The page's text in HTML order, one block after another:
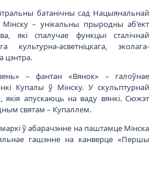
батанічны сад Нацыянальнай
Мінску – унікальны прыродны аб'ект
які спалучае функцыі сталічнай
культурна-асветніцкага, эколага-
цэнтра.
– фантан «Вянок» – галоўнае
Купалы ў Мінску. У скульптурнай
якія апускаюць на ваду вянкі. Сюжэт
святам – Купаллем.
ў абарачэнне на паштамце Мінска
гашэнне на канверце «Першы